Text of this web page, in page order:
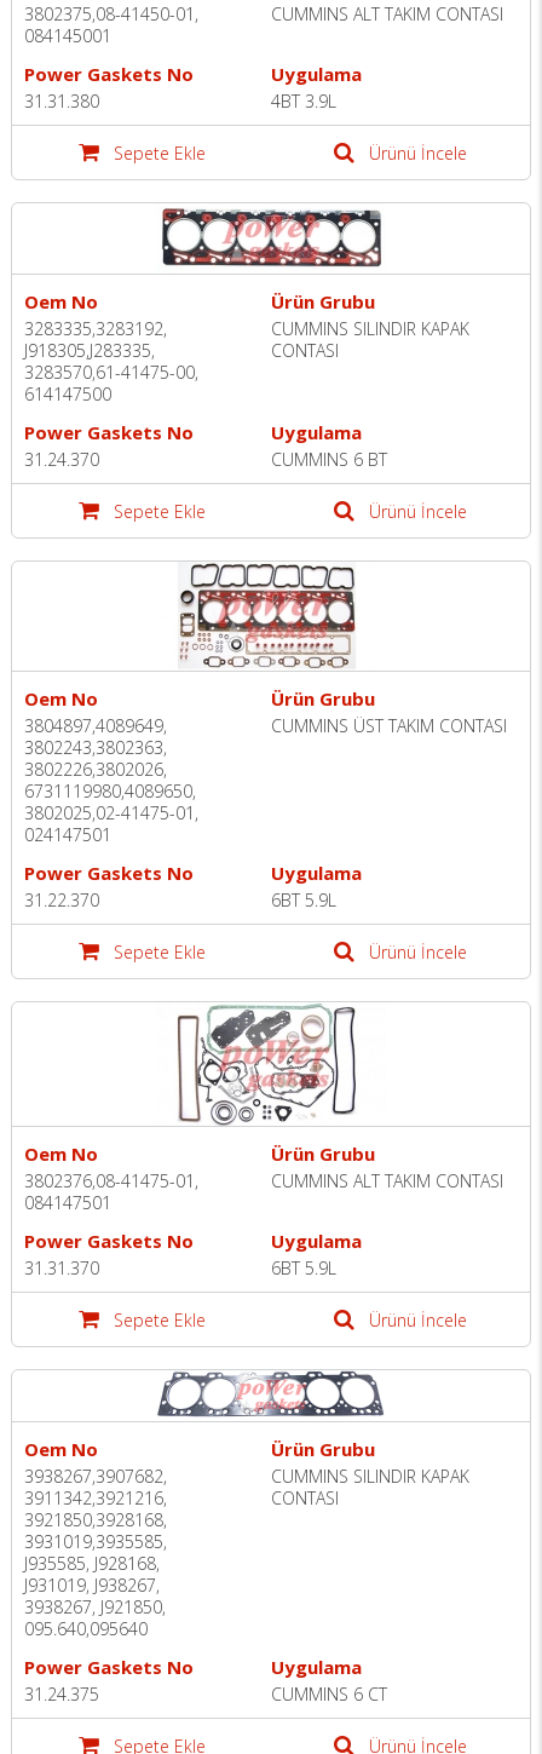
3802375,08-41450-01,
084145001
CUMMINS ALT TAKIM CONTASI
Power Gaskets No
31.31.380
Uygulama
4BT 3.9L
Sepete Ekle Ürünü İncele
Oem No
3283335,3283192,
J918305,J283335,
3283570,61-41475-00,
614147500
Ürün Grubu
CUMMINS SILINDIR KAPAK
CONTASI
Power Gaskets No
31.24.370
Uygulama
CUMMINS 6 BT
Sepete Ekle Ürünü İncele
Oem No
3804897,4089649,
3802243,3802363,
3802226,3802026,
6731119980,4089650,
3802025,02-41475-01,
024147501
Ürün Grubu
CUMMINS ÜST TAKIM CONTASI
Power Gaskets No
31.22.370
Uygulama
6BT 5.9L
Sepete Ekle Ürünü İncele
Oem No
3802376,08-41475-01,
084147501
Ürün Grubu
CUMMINS ALT TAKIM CONTASI
Power Gaskets No
31.31.370
Uygulama
6BT 5.9L
Sepete Ekle Ürünü İncele
Oem No
3938267,3907682,
3911342,3921216,
3921850,3928168,
3931019,3935585,
J935585, J928168,
J931019, J938267,
3938267, J921850,
095.640,095640
Ürün Grubu
CUMMINS SILINDIR KAPAK
CONTASI
Power Gaskets No
31.24.375
Uygulama
CUMMINS 6 CT
Sepete Ekle Ürünü İncele